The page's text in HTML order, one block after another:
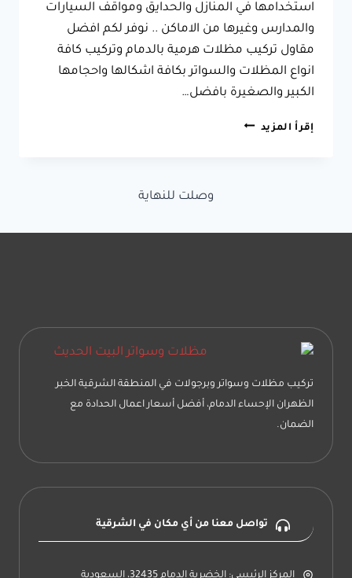
استخدامها في المنازل والحدايق ومواقف السيارات
والمدارس وغيرها من الاماكن .. نوفر لكم افضل
مقاول تركيب مظلات هرمية بالدمام وتركيب كافة
انواع المظلات والسواتر بكافة اشكالها واحجامها
الكبير والصغيرة بافضل…
إقرأ المزيد مظلات
جوال:0533038309
وصلت للنهاية
تركيب مظلات وسواتر وبرجولات في المنطقة الشرقية الخبر
الظهران الإحساء الدمام، أفضل أسعار اعمال الحدادة مع
الضمان.
تواصل معنا من أي مكان في الشرقية
المركز الرئيسي: الخضرية الدمام 32435، السعودية